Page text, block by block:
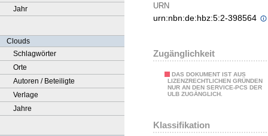
Jahr
Clouds
Schlagwörter
Orte
Autoren / Beteiligte
Verlage
Jahre
URN
urn:nbn:de:hbz:5:2-398564
Zugänglichkeit
DAS DOKUMENT IST AUS
LIZENZRECHTLICHEN GRÜNDEN
NUR AN DEN SERVICE-PCS DER
ULB ZUGÄNGLICH.
Klassifikation